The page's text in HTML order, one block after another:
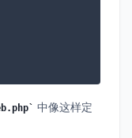
中像这样定